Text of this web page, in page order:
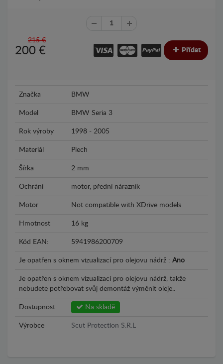
215 €
200 € Přídat
Značka BMW
Model BMW Seria 3
Rok výroby 1998 - 2005
Materiál Plech
Šírka 2 mm
Ochrání motor, přední nárazník
Motor Not compatible with XDrive models
Hmotnost 16 kg
Kód EAN: 5941986200709
Je opatřen s oknem vizualizací pro olejovu nádrž : Ano
Je opatřen s oknem vizualizací pro olejovu nádrž, takže
nebudete potřebovat svůj demontáž výměnit oleje..
Dostupnost Na skladě
Výrobce Scut Protection S.R.L